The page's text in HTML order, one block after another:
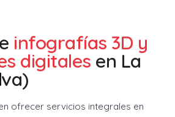
infografías 3D y
digitales en La
ofrecer servicios integrales en